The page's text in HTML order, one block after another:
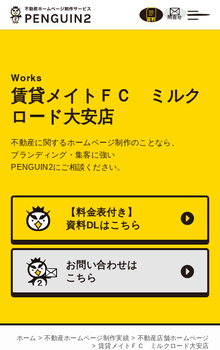
資料
問合せ
Works
賃貸メイトＦＣ ミルク
ロード大安店
不動産に関するホームページ制作のことなら、
ブランディング・集客に強い
PENGUIN2にご相談ください。
【料金表付き】
資料DLはこちら
お問い合わせは
こちら
ホーム >不動産ホームページ制作実績> 不動産店舗ホームページ
>賃貸メイトＦＣ ミルクロード大安店